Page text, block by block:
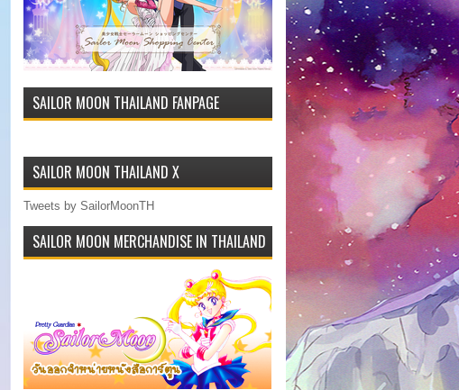
SAILOR MOON THAILAND FANPAGE
SAILOR MOON THAILAND X
Tweets by SailorMoonTH
SAILOR MOON MERCHANDISE IN THAILAND